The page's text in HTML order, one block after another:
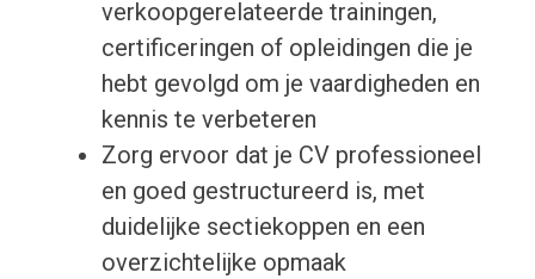
verkoopgerelateerde trainingen,
certificeringen of opleidingen die je
hebt gevolgd om je vaardigheden en
kennis te verbeteren
Zorg ervoor dat je CV professioneel
en goed gestructureerd is, met
duidelijke sectiekoppen en een
overzichtelijke opmaak